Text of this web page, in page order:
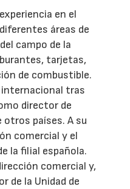
en el
áreas de
campo de la
tarjetas,
de combustible.
internacional tras
director de
países. A su
comercial y el
la filial española.
comercial y,
de la Unidad de